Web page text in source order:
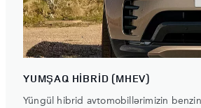
YUMŞAQ HİBRİD (MHEV)
Yüngül hibrid avtomobillərimizin benzin